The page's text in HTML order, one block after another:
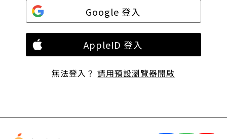
Google 登入
AppleID 登入
無法登入？請用預設瀏覽器開啟